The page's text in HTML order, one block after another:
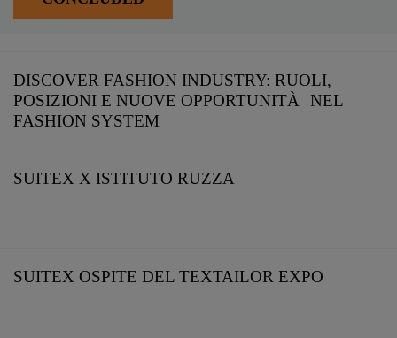
DISCOVER FASHION INDUSTRY: RUOLI,
POSIZIONI E NUOVE OPPORTUNITÀ NEL
FASHION SYSTEM​
SUITEX X ISTITUTO RUZZA
SUITEX OSPITE DEL TEXTAILOR EXPO